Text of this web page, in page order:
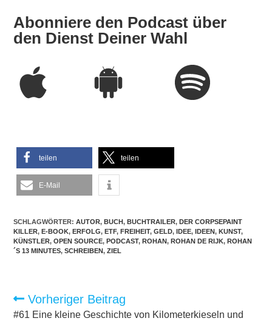
Abonniere den Podcast über
den Dienst Deiner Wahl
teilen teilen
E-Mail
SCHLAGWÖRTER:AUTOR, BUCH, BUCHTRAILER, DER CORPSEPAINT
KILLER, E-BOOK, ERFOLG, ETF, FREIHEIT, GELD, IDEE, IDEEN, KUNST,
KÜNSTLER, OPEN SOURCE, PODCAST, ROHAN, ROHAN DE RIJK, ROHAN
´S 13 MINUTES, SCHREIBEN, ZIEL
Weitere
Artikel
ansehen
Vorheriger Beitrag
#61 Eine kleine Geschichte von Kilometerkieseln und